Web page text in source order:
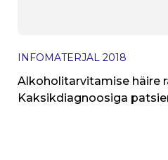
INFOMATERJAL 2018
Alkoholitarvitamise häire
Kaksikdiagnoosiga